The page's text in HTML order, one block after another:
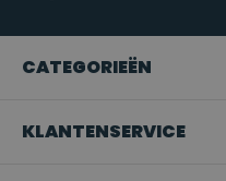
CATEGORIEËN
KLANTENSERVICE